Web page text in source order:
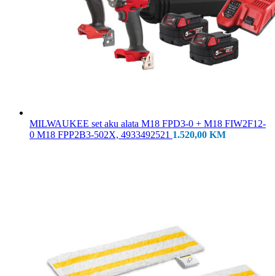
MILWAUKEE set aku alata M18 FPD3-0 + M18 FIW2F12-
0 M18 FPP2B3-502X, 4933492521 1.520,00 KM